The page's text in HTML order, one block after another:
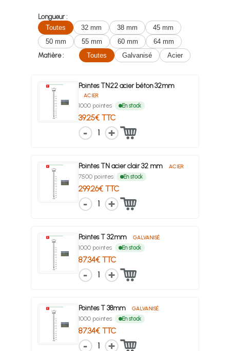
Longueur :
Toutes
32 mm 38 mm
45 mm
50 mm
55 mm 60 mm
64 mm
Matière :
Toutes Galvanisé Acier
Pointes TN22 acier béton 32mm
ACIER
1000 pointes En stock
39.25€ TTC
1
Pointes TN acier clair 32 mm ACIER
7500 pointes En stock
299.26€ TTC
1
Pointes T 32mm GALVANISÉ
1000 pointes En stock
87.34€ TTC
1
Pointes T 38mm GALVANISÉ
1000 pointes En stock
87.34€ TTC
1